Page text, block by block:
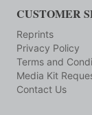
CUSTOMER
Reprints
Privacy Policy
Terms and
Media Kit
Contact Us